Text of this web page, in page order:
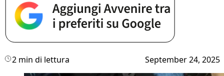
2 min di lettura September 24, 2025